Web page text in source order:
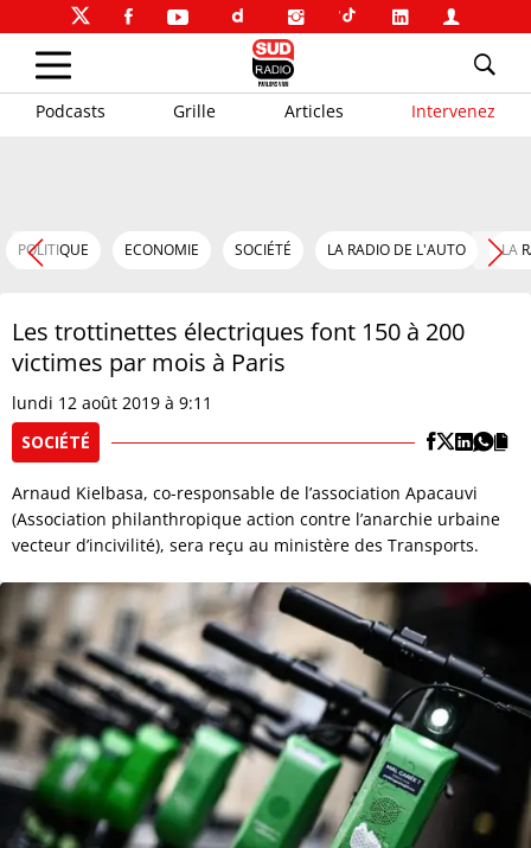
Podcasts Grille Articles Intervenez
POLITIQUE ECONOMIE SOCIÉTÉ LA RADIO DE L'AUTO LA
Les trottinettes électriques font 150 à 200
victimes par mois à Paris
lundi 12 août 2019 à 9:11
SOCIÉTÉ
Arnaud Kielbasa, co-responsable de l’association Apacauvi
(Association philanthropique action contre l’anarchie urbaine
vecteur d’incivilité), sera reçu au ministère des Transports.